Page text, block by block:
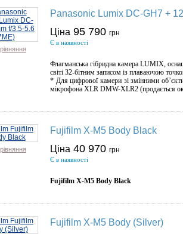
Panasonic Lumix DC-GH7 +
Ціна 95 790 грн
Є в наявності
Флагманська гібридна камера LUMIX,
світі 32-бітним записом із плаваючою
* Для цифрової камери зі змінними
мікрофона XLR DMW-XLR2 (продається
Fujifilm X-M5 Body Black
Ціна 40 970 грн
Є в наявності
Fujifilm X-M5 Body Black
Fujifilm X-M5 Body (Silver)